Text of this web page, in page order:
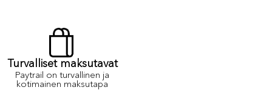
Turvalliset maksutavat
Paytrail on turvallinen ja
kotimainen maksutapa